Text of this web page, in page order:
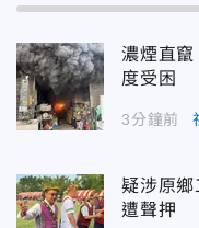
濃煙直
度受困
3分鐘前
疑涉原
遭聲押